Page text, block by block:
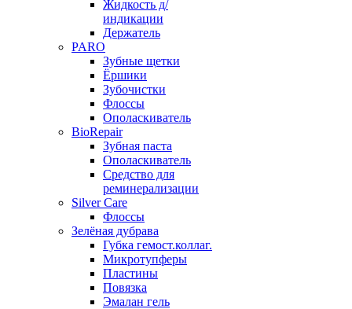
Жидкость д/
индикации
Держатель
PARO
Зубные щетки
Ёршики
Зубочистки
Флоссы
Ополаскиватель
BioRepair
Зубная паста
Ополаскиватель
Средство для
реминерализации
Silver Care
Флоссы
Зелёная дубрава
Губка гемост.коллаг.
Микротупферы
Пластины
Повязка
Эмалан гель